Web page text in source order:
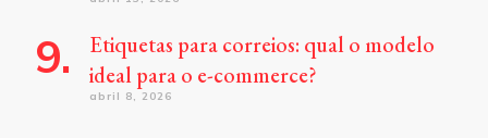
Etiquetas para correios: qual o modelo
ideal para o e-commerce?
abril 8, 2026